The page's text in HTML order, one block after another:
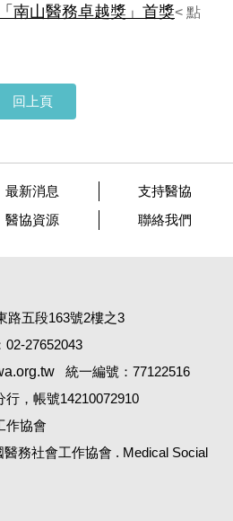
南山醫務卓越獎」首獎< 點
回上頁
最新消息
支持醫協
醫協資源 聯絡我們
路五段163號2樓之3
02-27652043
統一編號：77122516
，帳號14210072910
作協會
務社會工作協會 . Medical Social